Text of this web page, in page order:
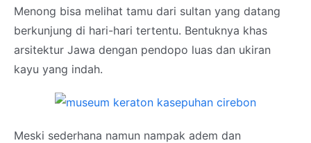
Menong bisa melihat tamu dari sultan yang datang
berkunjung di hari-hari tertentu. Bentuknya khas
arsitektur Jawa dengan pendopo luas dan ukiran
kayu yang indah.
Meski sederhana namun nampak adem dan